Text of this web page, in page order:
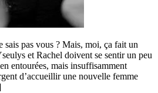
pas vous ? Mais, moi, ça fait un
et Rachel doivent se sentir un peu
entourées, mais insuffisamment
d’accueillir une nouvelle femme